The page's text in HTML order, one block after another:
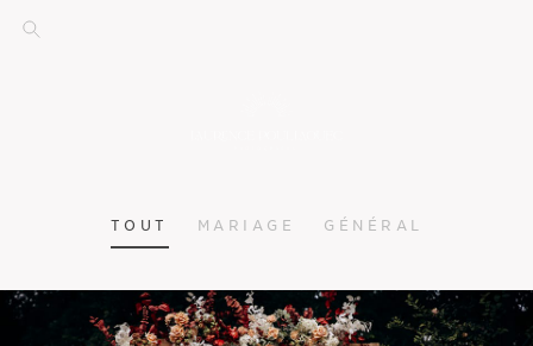
TOUT MARIAGE GÉNÉRAL